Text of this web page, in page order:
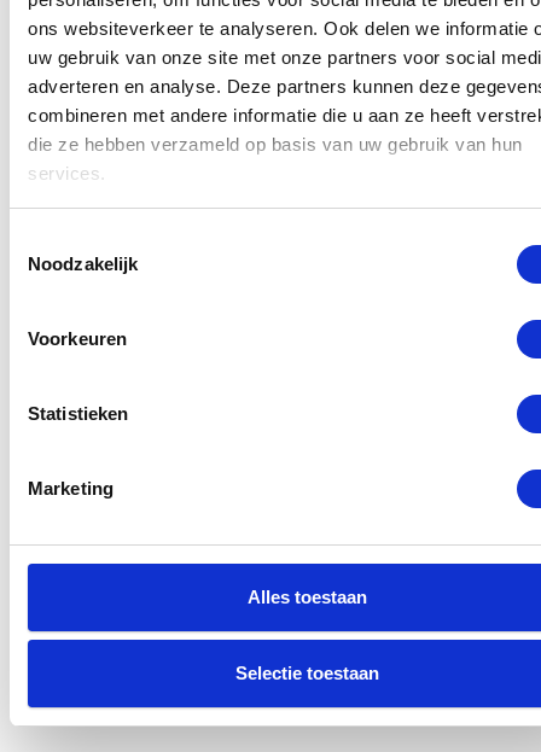
ons websiteverkeer te analyseren. Ook delen we informatie
uw gebruik van onze site met onze partners voor social
adverteren en analyse. Deze partners kunnen deze
combineren met andere informatie die u aan ze heeft
die ze hebben verzameld op basis van uw gebruik van hun
services.
Noodzakelijk
Voorkeuren
Statistieken
Marketing
Alles toestaan
Selectie toestaan
uitgevoerd met alleen originele Samsung A36
onderdelen. Daarnaast blijven de gegevens op uw
toestel zoals ze waren, dus geen data verlies tijdens
de reparatie van een Samsung A36! Stel uw
reparatie daarom niet uit en voorkom ergere schade,
Rotterdam.
Selecteer een reparatie